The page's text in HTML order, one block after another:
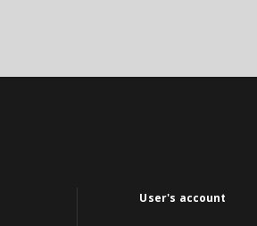
User's account